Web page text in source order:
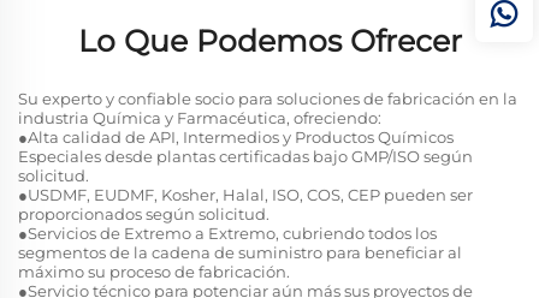
Lo Que Podemos Ofrecer
Su experto y confiable socio para soluciones de fabricación en la
industria Química y Farmacéutica, ofreciendo:
●Alta calidad de API, Intermedios y Productos Químicos
Especiales desde plantas certificadas bajo GMP/ISO según
solicitud.
●USDMF, EUDMF, Kosher, Halal, ISO, COS, CEP pueden ser
proporcionados según solicitud.
●Servicios de Extremo a Extremo, cubriendo todos los
segmentos de la cadena de suministro para beneficiar al
máximo su proceso de fabricación.
●Servicio técnico para potenciar aún más sus proyectos de